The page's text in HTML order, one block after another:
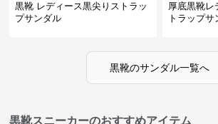
黒靴 レディース黒尖りストラッ
プサンダル
厚底黒靴レ
トラップサ
黒靴のサンダル一覧へ
黒靴スニーカーのおすすめアイテム